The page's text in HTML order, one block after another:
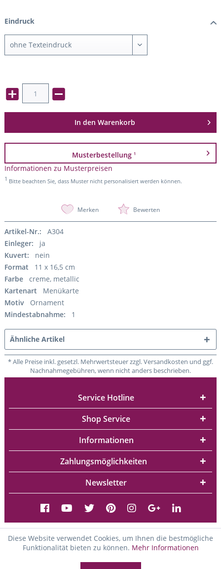
Eindruck
In den Warenkorb
Musterbestellung 1
Informationen zu Musterpreisen
1 Bitte beachten Sie, dass Muster nicht personalisiert werden können.
Merken Bewerten
Artikel-Nr.:
A304
Einleger:
ja
Kuvert:
nein
Format
11 x 16,5 cm
Farbe
creme, metallic
Kartenart
Menükarte
Motiv
Ornament
Mindestabnahme:
1
Ähnliche Artikel
* Alle Preise inkl. gesetzl. Mehrwertsteuer zzgl. Versandkosten und ggf.
Nachnahmegebühren, wenn nicht anders beschrieben.
Service Hotline
Shop Service
Informationen
Zahlungsmöglichkeiten
Newsletter
Diese Website verwendet Cookies, um Ihnen die bestmögliche
Funktionalität bieten zu können. Mehr Informationen